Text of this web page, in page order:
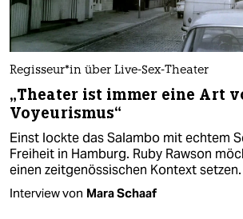
Re­gis­seu­r*in über Live-Sex-Theater
„Theater ist immer eine Art
Voyeurismus“
Einst lockte das Salambo mit echtem
Freiheit in Hamburg. Ruby Rawson
einen zeitgenössischen Kontext setzen.
Interview von Mara Schaaf